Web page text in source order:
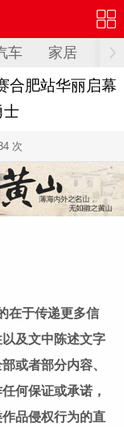
车 家居 健
合肥站华丽启幕
士
次
在于传递更多信
及文中陈述文字
或者部分内容、
何保证或承诺，
品侵权行为的直